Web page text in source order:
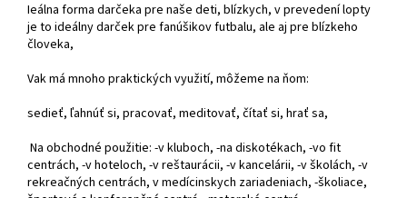
Ieálna forma darčeka pre naše deti, blízkych, v prevedení lopty
je to ideálny darček pre fanúšikov futbalu, ale aj pre blízkeho
človeka,
Vak má mnoho praktických využití, môžeme na ňom:
sedieť, ľahnúť si, pracovať, meditovať, čítať si, hrať sa,
Na obchodné použitie: -v kluboch, -na diskotékach, -vo fit
centrách, -v hoteloch, -v reštaurácii, -v kancelárii, -v školách, -v
rekreačných centrách, v medícinskych zariadeniach, -školiace,